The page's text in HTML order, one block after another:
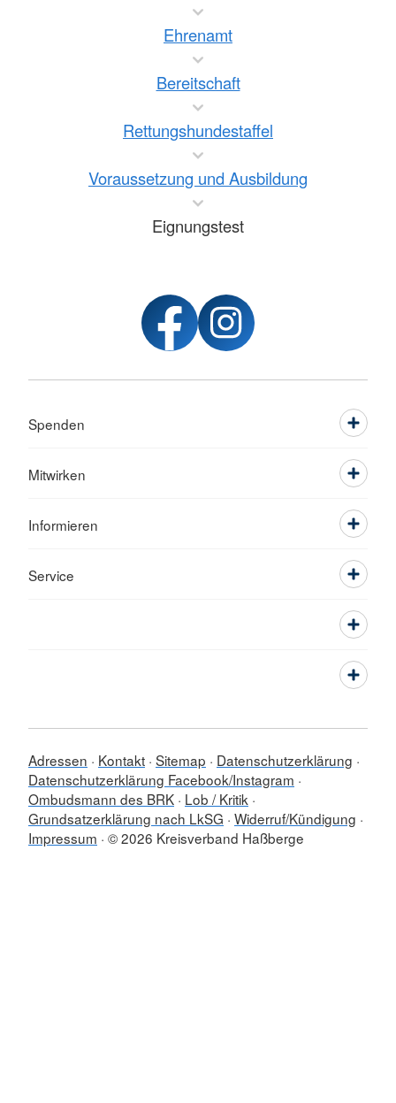
Ehrenamt
Bereitschaft
Rettungshundestaffel
Voraussetzung und Ausbildung
Eignungstest
Spenden
Mitwirken
Informieren
Service
Adressen Kontakt Sitemap
Datenschutzerklärung
Datenschutzerklärung Facebook/Instagram
Ombudsmann des BRK Lob / Kritik
Grundsatzerklärung nach LkSG Widerruf/Kündigung
Impressum © 2026 Kreisverband Haßberge